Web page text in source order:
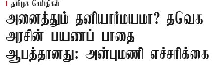
தமிழக செய்திகள்
அனைத்தும் தனியார்மயமா? தவெக
அரசின் பயணப் பாதை
ஆபத்தானது: அன்புமணி எச்சரிக்கை